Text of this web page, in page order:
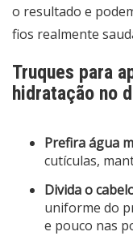
o resultado e
fios realmente
Truques para
hidratação no
Prefira água
cutículas,
Divida o
uniforme do
e pouco nas